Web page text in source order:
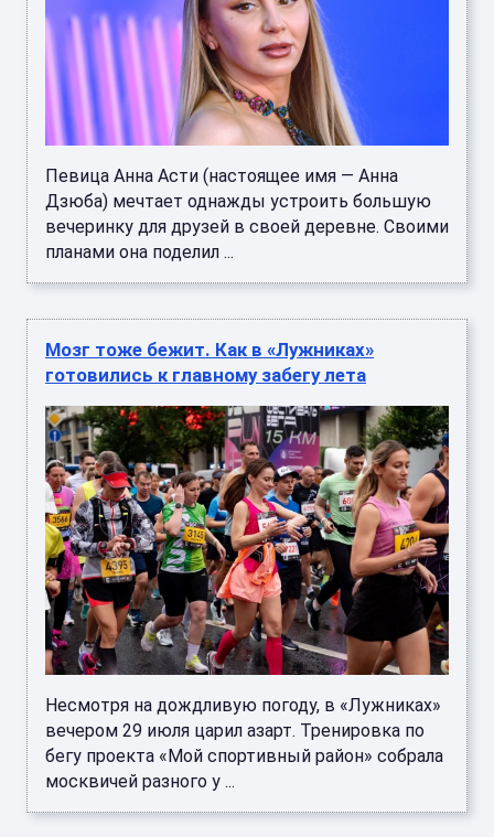
Певица Анна Асти (настоящее имя — Анна
Дзюба) мечтает однажды устроить большую
вечеринку для друзей в своей деревне. Своими
планами она поделил ...
Мозг тоже бежит. Как в «Лужниках»
готовились к главному забегу лета
Несмотря на дождливую погоду, в «Лужниках»
вечером 29 июля царил азарт. Тренировка по
бегу проекта «Мой спортивный район» собрала
москвичей разного у ...